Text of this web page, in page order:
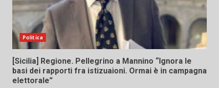
Politica
[Sicilia] Regione. Pellegrino a Mannino “Ignora le
basi dei rapporti fra istizuaioni. Ormai è in campagna
elettorale”